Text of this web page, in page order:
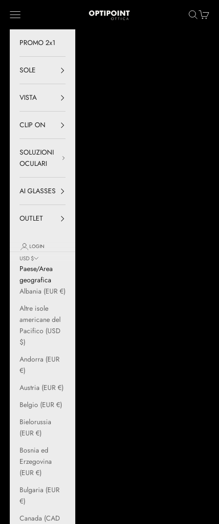
Optipoint - Lux S.r.l.
Menù Cerca
PROMO 2x1
SOLE
VISTA
CLIP ON
SOLUZIONI
OCULARI
AI GLASSES
OUTLET
LOGIN
USD $
Paese/Area
geografica
Albania (EUR €)
Altre isole
americane del
Pacifico (USD
$)
Andorra (EUR
€)
Austria (EUR €)
Belgio (EUR €)
Bielorussia
(EUR €)
Bosnia ed
Erzegovina
(EUR €)
Bulgaria (EUR
€)
Canada (CAD